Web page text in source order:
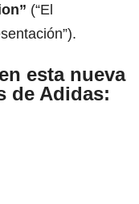
(“El
esta nueva
de Adidas: